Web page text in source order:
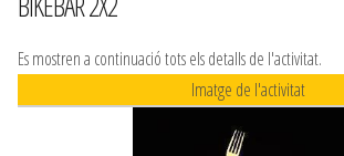
Es mostren a continuació tots els detalls de l'activitat.
Imatge de l'activitat